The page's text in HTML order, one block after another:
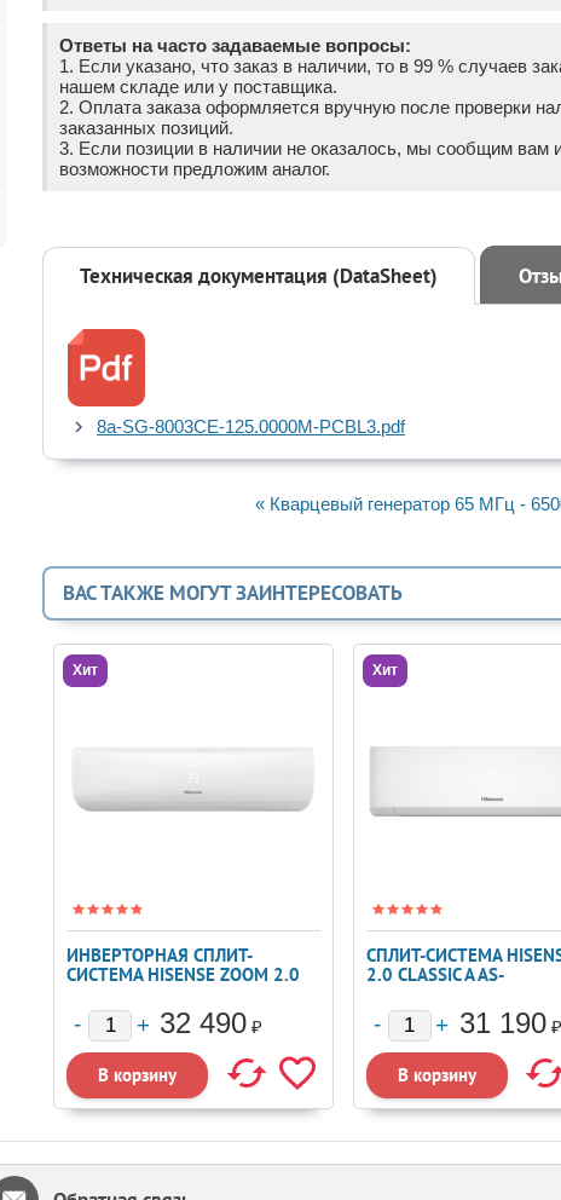
Ответы на часто задаваемые вопросы:
1. Если указано, что заказ в наличии, то в 99 % случаев
нашем складе или у поставщика.
2. Оплата заказа оформляется вручную после проверки
заказанных позиций.
3. Если позиции в наличии не оказалось, мы сообщим вам
возможности предложим аналог.
Техническая документация (DataSheet)
8a-SG-8003CE-125.0000M-PCBL3.pdf
« Кварцевый генератор 65 МГц -
ВАС ТАКЖЕ МОГУТ ЗАИНТЕРЕСОВАТЬ
Хит
ИНВЕРТОРНАЯ СПЛИТ-
СИСТЕМА HISENSE ZOOM 2.0
09UW4RYRKB0632 490 ₽
Хит
СПЛИТ-СИСТЕМА
2.0 CLASSIC A AS-
31 190 ₽